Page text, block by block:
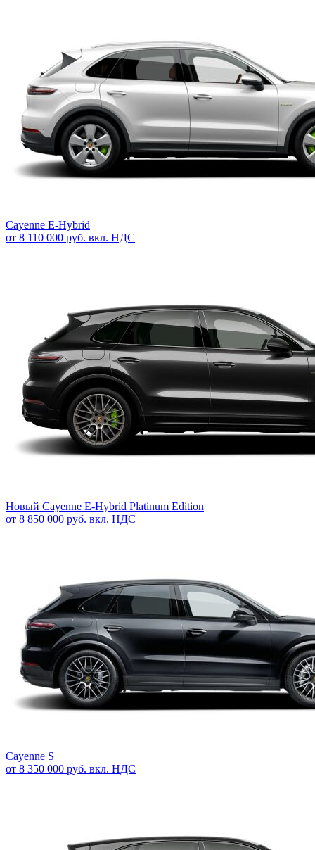
Cayenne E-Hybrid
от 8 110 000 руб. вкл. НДС
Новый Cayenne E-Hybrid Platinum Edition
от 8 850 000 руб. вкл. НДС
Cayenne S
от 8 350 000 руб. вкл. НДС